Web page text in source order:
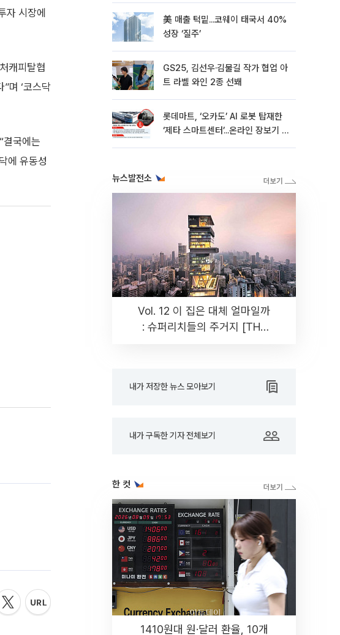
자 시장에
캐피탈협
며 ‘코스닥
결국에는
에 유동성
美 매출 턱밑...코웨이 태국서 40%
성장 ‘질주’
GS25, 김선우·김물길 작가 협업 아
트 라벨 와인 2종 선봬
롯데마트, ‘오카도’ AI 로봇 탑재한
‘제타 스마트센터’...온라인 장보기 판
뉴스발전소
Vol. 12 이 집은 대체 얼마일까
: 슈퍼리치들의 주거지 [THE
내가 저장한 뉴스 모아보기
내가 구독한 기자 전체보기
한 컷
1410원대 원·달러 환율, 10개